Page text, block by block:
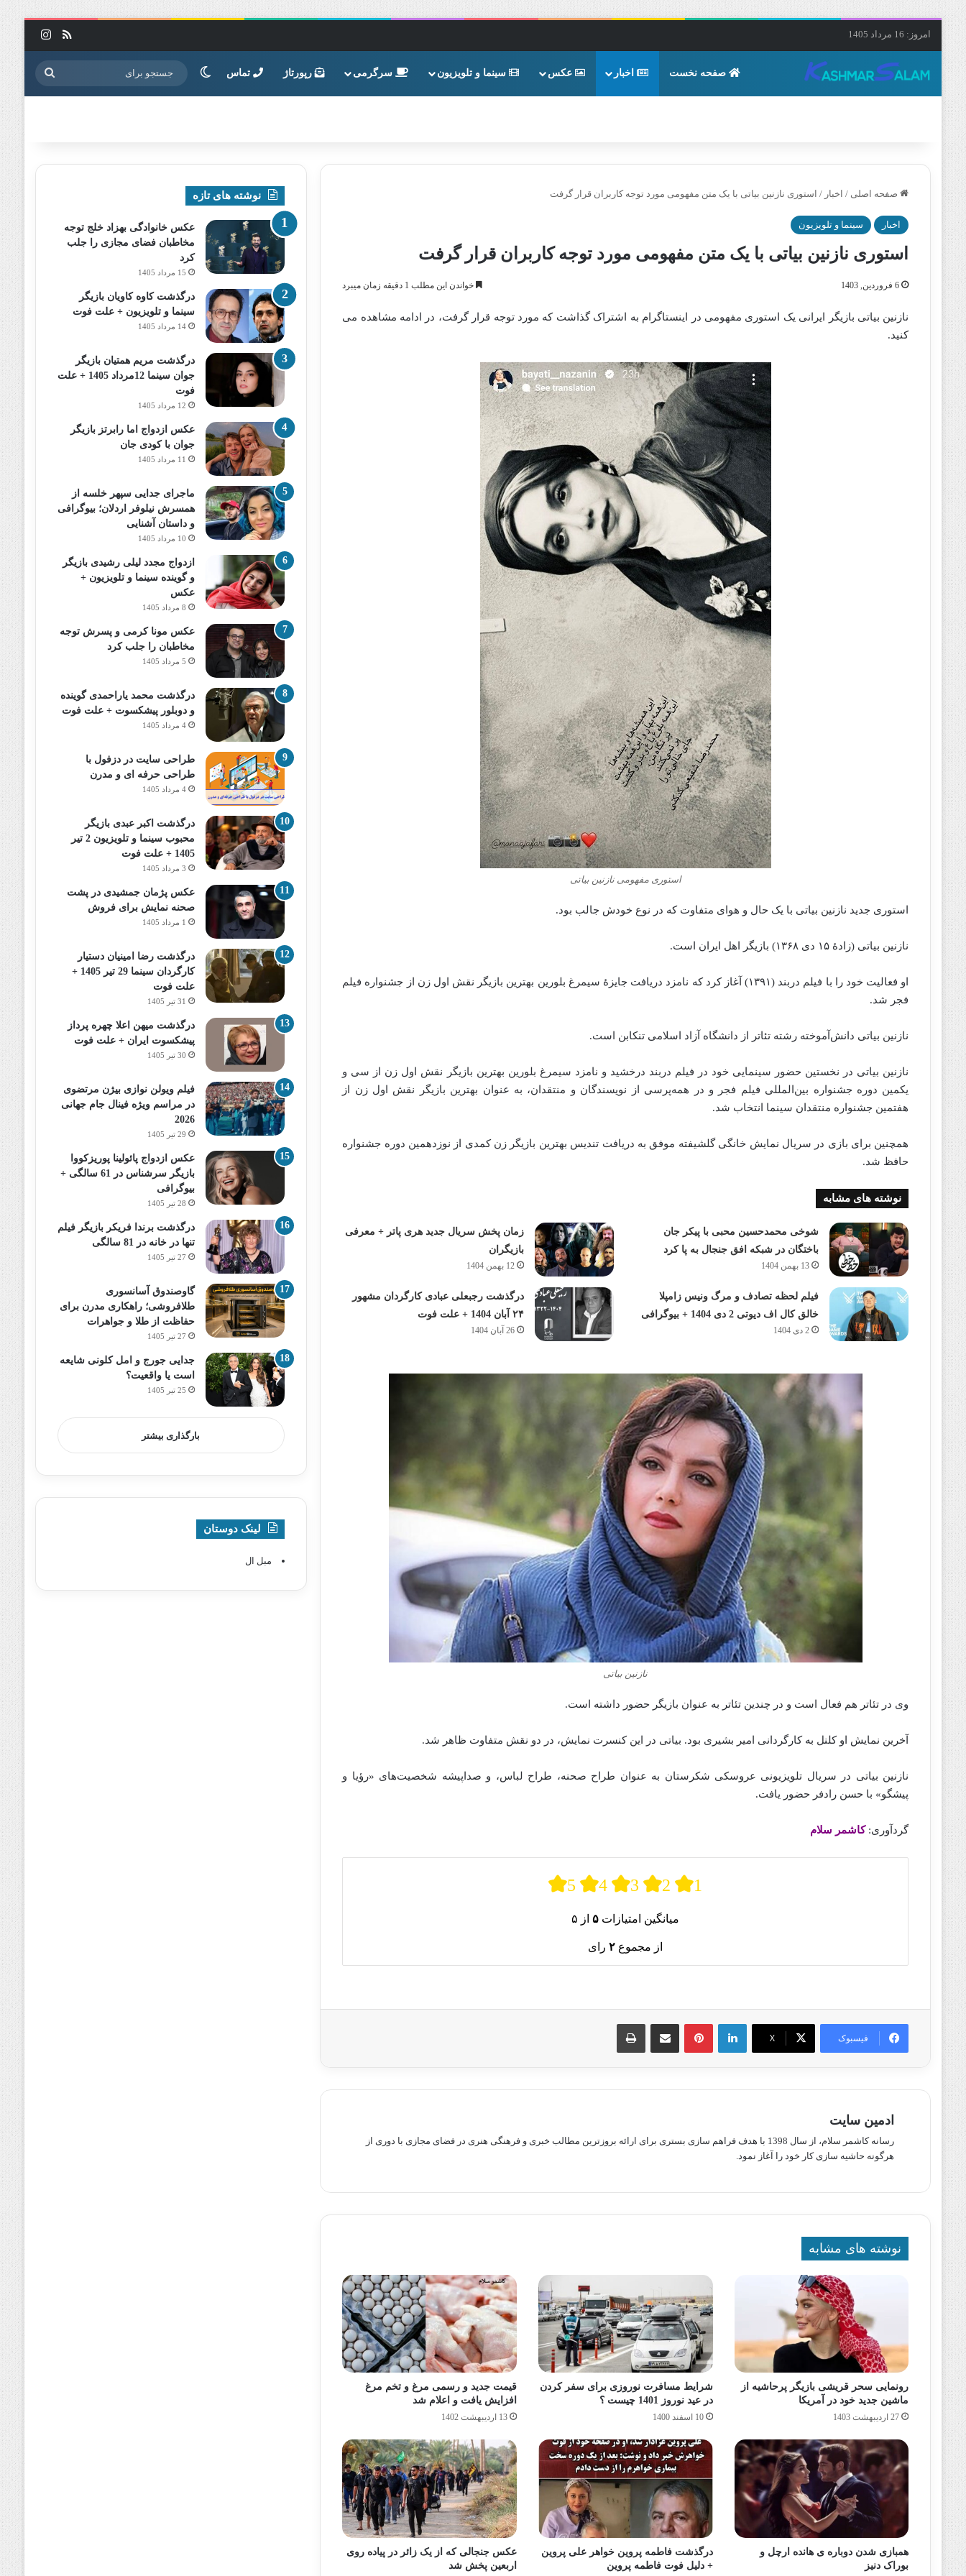
امروز: 16 مرداد 1405 خوراک
صفحه نخست اخبار عکس سینما و تلویزیون سرگرمی رپورتاژ تماس تغییر پوسته جستجو
برای
صفحه اصلی / اخبار / استوری نازنین بیاتی با یک متن مفهومی مورد توجه کاربران قرار گرفت
اخبار سینما و تلویزیون
استوری نازنین بیاتی با یک متن مفهومی مورد توجه کاربران قرار گرفت
6 فروردین, 1403 خواندن این مطلب 1 دقیقه زمان میبرد
نازنین بیاتی بازیگر ایرانی یک استوری مفهومی در اینستاگرام به اشتراک گذاشت که مورد توجه قرار گرفت، در ادامه مشاهده می
کنید.
استوری مفهومی نازنین بیاتی
استوری جدید نازنین بیاتی با یک حال و هوای متفاوت که در نوع خودش جالب بود.
نازنین بیاتی (زادهٔ ۱۵ دی ۱۳۶۸) بازیگر اهل ایران است.
او فعالیت خود را با فیلم دربند (۱۳۹۱) آغاز کرد که نامزد دریافت جایزهٔ سیمرغ بلورین بهترین بازیگر نقش اول زن از جشنواره فیلم
فجر شد.
نازنین بیاتی دانش‌آموخته رشته تئاتر از دانشگاه آزاد اسلامی تنکابن است.
نازنین بیاتی در نخستین حضور سینمایی خود در فیلم دربند درخشید و نامزد سیمرغ بلورین بهترین بازیگر نقش اول زن از سی و
یکمین دوره جشنواره بین‌المللی فیلم فجر و در همه‌پرسی از نویسندگان و منتقدان، به عنوان بهترین بازیگر نقش اول زن از
هفتمین جشنواره منتقدان سینما انتخاب شد.
همچنین برای بازی در سریال نمایش خانگی گلشیفته موفق به دریافت تندیس بهترین بازیگر زن کمدی از نوزدهمین دوره جشنواره
حافظ شد.
نوشته های مشابه
شوخی محمدحسین محبی با پیکر جان
باختگان در شبکه افق جنجال به پا کرد
13 بهمن 1404
زمان پخش سریال جدید هری پاتر + معرفی
بازیگران
12 بهمن 1404
فیلم لحظه تصادف و مرگ ونیس زامپلا
خالق کال اف دیوتی 2 دی 1404 + بیوگرافی
2 دی 1404
درگذشت رجبعلی عبادی کارگردان مشهور
۲۴ آبان 1404 + علت فوت
26 آبان 1404
نازنین بیاتی
وی در تئاتر هم فعال است و در چندین تئاتر به عنوان بازیگر حضور داشته است.
آخرین نمایش او کلنل به کارگردانی امیر بشیری بود. بیاتی در این کنسرت نمایش، در دو نقش متفاوت ظاهر شد.
نازنین بیاتی در سریال تلویزیونی عروسکی شکرستان به عنوان طراح صحنه، طراح لباس، و صداپیشه شخصیت‌های «رؤیا و
پیشگو» با حسن رادفر حضور یافت.
گردآوری:کاشمر سلام
5 4 3 2 1
میانگین امتیازات ۵ از ۵
از مجموع ۲ رای
فیسبوک X
لینکدین پینترستاشتراک گذاری از طریق ایمیل چاپ
ادمین سایت
رسانه کاشمر سلام، از سال 1398 با هدف فراهم سازی بستری برای ارائه بروزترین مطالب خبری و فرهنگی هنری در فضای مجازی با دوری از
هرگونه حاشیه سازی کار خود را آغاز نمود.
نوشته های مشابه
رونمایی سحر قریشی بازیگر پرحاشیه از
ماشین جدید خود در آمریکا
27 اردیبهشت 1403
شرایط مسافرت نوروزی برای سفر کردن
در عید نوروز 1401 چیست ؟
10 اسفند 1400
قیمت جدید و رسمی مرغ و تخم مرغ
افزایش یافت و اعلام شد
13 اردیبهشت 1402
همبازی شدن دوباره ی هانده ارچل و
بوراک دنیز
درگذشت فاطمه پروین خواهر علی پروین
+ دلیل فوت فاطمه پروین
عکس جنجالی که از یک زائر در پیاده روی
اربعین پخش شد
نوشته های تازه
عکس خانوادگی بهزاد خلج توجه
مخاطبان فضای مجازی را جلب
کرد
15 مرداد 1405
درگذشت کاوه کاویان بازیگر
سینما و تلویزیون + علت فوت
14 مرداد 1405
درگذشت مریم همتیان بازیگر
جوان سینما 12مرداد 1405 + علت
فوت
12 مرداد 1405
عکس ازدواج اما رابرتز بازیگر
جوان با کودی جان
11 مرداد 1405
ماجرای جدایی سپهر خلسه از
همسرش نیلوفر اردلان؛ بیوگرافی
و داستان آشنایی
10 مرداد 1405
ازدواج مجدد لیلی رشیدی بازیگر
و گوینده سینما و تلویزیون +
عکس
8 مرداد 1405
عکس مونا کرمی و پسرش توجه
مخاطبان را جلب کرد
5 مرداد 1405
درگذشت محمد یاراحمدی گوینده
و دوبلور پیشکسوت + علت فوت
4 مرداد 1405
طراحی سایت در دزفول با
طراحی حرفه‌ ای و مدرن
4 مرداد 1405
درگذشت اکبر عبدی بازیگر
محبوب سینما و تلویزیون 2 تیر
1405 + علت فوت
3 مرداد 1405
عکس پژمان جمشیدی در پشت
صحنه نمایش برای فروش
1 مرداد 1405
درگذشت رضا امینیان دستیار
کارگردان سینما 29 تیر 1405 +
علت فوت
31 تیر 1405
درگذشت میهن اعلا چهره پرداز
پیشکسوت ایران + علت فوت
30 تیر 1405
فیلم ویولن نوازی بیژن مرتضوی
در مراسم ویژه فینال جام جهانی
2026
29 تیر 1405
عکس ازدواج پائولینا پوریزکووا
بازیگر سرشناس در 61 سالگی +
بیوگرافی
28 تیر 1405
درگذشت برندا فریکر بازیگر فیلم
تنها در خانه در 81 سالگی
27 تیر 1405
گاوصندوق آسانسوری
طلافروشی؛ راهکاری مدرن برای
حفاظت از طلا و جواهرات
27 تیر 1405
جدایی جورج و امل کلونی شایعه
است یا واقعیت؟
25 تیر 1405
بارگذاری بیشتر
لینک دوستان
مبل ال